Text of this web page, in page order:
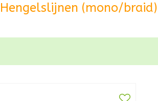
Hengelslijnen (mono/braid)